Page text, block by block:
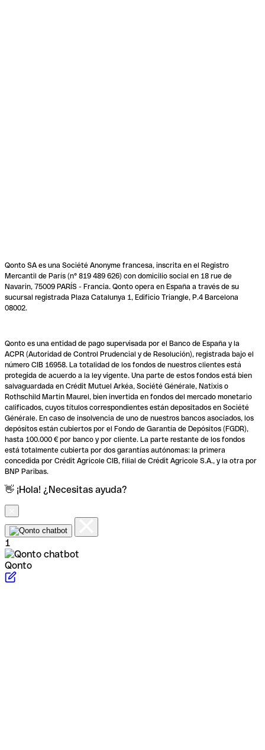
Qonto SA es una Société Anonyme francesa, inscrita en el Registro
Mercantil de París (n° 819 489 626) con domicilio social en 18 rue de
Navarin, 75009 PARÍS - Francia. Qonto opera en España a través de su
sucursal registrada Plaza Catalunya 1, Edificio Triangle, P.4 Barcelona
08002.
Qonto es una entidad de pago supervisada por el Banco de España y la
ACPR (Autoridad de Control Prudencial y de Resolución), registrada bajo el
número CIB 16958. La totalidad de los fondos de nuestros clientes está
protegida de acuerdo a la ley vigente. Una parte de estos fondos está bien
salvaguardada en Crédit Mutuel Arkéa, Société Générale, Natixis o
Rothschild Martin Maurel, bien invertida en fondos del mercado monetario
calificados, cuyos títulos correspondientes están depositados en Société
Générale. En caso de insolvencia de uno de nuestros bancos asociados, los
depósitos están cubiertos por el Fondo de Garantía de Depósitos (FGDR),
hasta 100.000 € por banco y por cliente. La parte restante de los fondos
está totalmente cubierta por dos garantías autónomas: la primera
concedida por Crédit Agricole CIB, filial de Crédit Agricole S.A., y la otra por
BNP Paribas.
👋 ¡Hola! ¿Necesitas ayuda?
1
Qonto